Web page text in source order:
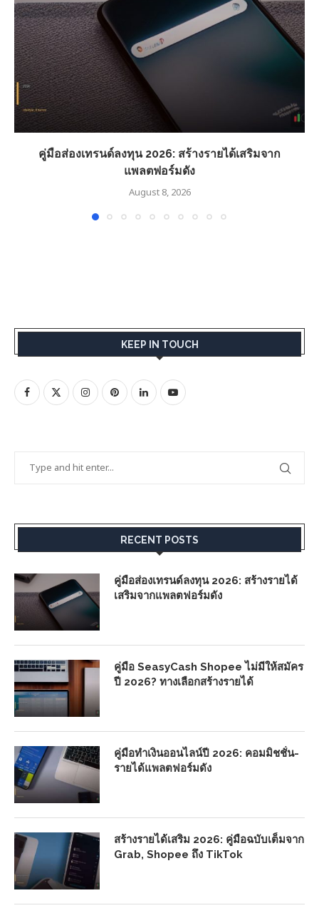
คู่มือส่องเทรนด์ลงทุน 2026: สร้างรายได้เสริมจาก
แพลตฟอร์มดัง
August 8, 2026
KEEP IN TOUCH
RECENT POSTS
คู่มือส่องเทรนด์ลงทุน 2026: สร้างรายได้
เสริมจากแพลตฟอร์มดัง
คู่มือ SeasyCash Shopee ไม่มีให้สมัคร
ปี 2026? ทางเลือกสร้างรายได้
คู่มือทำเงินออนไลน์ปี 2026: คอมมิชชั่น-
รายได้แพลตฟอร์มดัง
สร้างรายได้เสริม 2026: คู่มือฉบับเต็มจาก
Grab, Shopee ถึง TikTok